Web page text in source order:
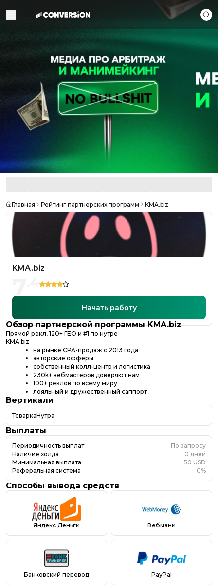
Главная Рейтинг партнерских программ KMA.biz
KMA.biz
Начать работу
Обзор партнерской программыKMA.biz
Прямой рекл, 120+ ГЕО и #1 по нутре
KMA.biz
на рынке CPA-продаж с 2013 года
авторские офферы
собственный колл-центр и логистика
230k+ вебмастеров доверяют нам
100+ реклов по всему миру
лояльный и дружественный саппорт
Вертикали
ТоваркаНутра
Выплаты
Периодичность выплат
По запросу
Наличие холда
0 дней
Минимальная выплата
50 USD
Реферальная система
0%
Способы вывода средств
Яндекс Деньги Вебмани
Банковский перевод PayPal